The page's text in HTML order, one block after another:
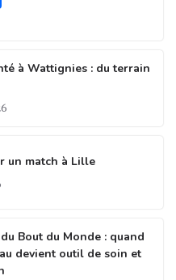
g
er
à Wattignies : du terrain
un match à Lille
Bout du Monde : quand
devient outil de soin et